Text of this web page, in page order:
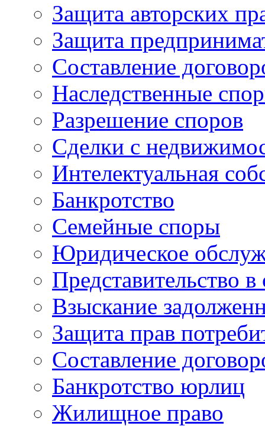
Защита авторских
Защита
Составление
Наследственные
Разрешение споров
Сделки с
Интелектуальная
Банкротство
Семейные споры
Юридическое
Представительство в
Взыскание
Защита прав
Составление
Банкротство юрлиц
Жилищное право